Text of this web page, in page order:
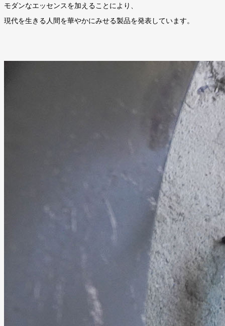
モダンなエッセンスを加えることにより、
現代を生きる人間を華やかにみせる製品を発表しています。